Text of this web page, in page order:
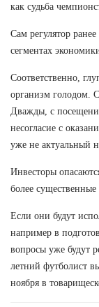
как судьба
Сам регулятор
сегментах
Соответственно,
организм голодом.
Дважды, с
несогласие с
уже не актуальный
Инвесторы
более существенные
Если они будут
например в
вопросы уже будут
летний футболист
ноября в